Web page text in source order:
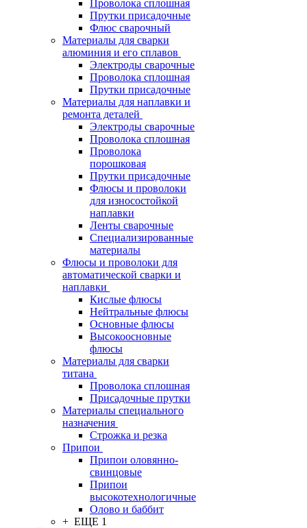
Проволока сплошная
Прутки присадочные
Флюс сварочный
Материалы для сварки
алюминия и его сплавов
Электроды сварочные
Проволока сплошная
Прутки присадочные
Материалы для наплавки и
ремонта деталей
Электроды сварочные
Проволока сплошная
Проволока
порошковая
Прутки присадочные
Флюсы и проволоки
для износостойкой
наплавки
Ленты сварочные
Специализированные
материалы
Флюсы и проволоки для
автоматической сварки и
наплавки
Кислые флюсы
Нейтральные флюсы
Основные флюсы
Высокоосновные
флюсы
Материалы для сварки
титана
Проволока сплошная
Присадочные прутки
Материалы специального
назначения
Строжка и резка
Припои
Припои оловянно-
свинцовые
Припои
высокотехнологичные
Олово и баббит
+ ЕЩЕ 1